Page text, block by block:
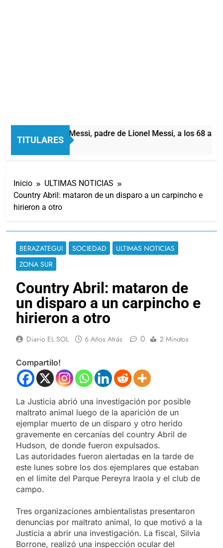
TITULARES
Murió Jorge Messi, padre de Lionel Messi, a los 68 años
3 Horas Atrás
Inicio
ULTIMAS NOTICIAS
Country Abril: mataron de un disparo a un carpincho e
hirieron a otro
BERAZATEGUI SOCIEDAD
ULTIMAS NOTICIAS
ZONA SUR
Country Abril: mataron de
un disparo a un carpincho e
hirieron a otro
Diario EL SOL 6 Años Atrás 0 2 Minutos
Compartilo!
La Justicia abrió una investigación por posible
maltrato animal luego de la aparición de un
ejemplar muerto de un disparo y otro herido
gravemente en cercanías del country Abril de
Hudson, de donde fueron expulsados.
Las autoridades fueron alertadas en la tarde de
este lunes sobre los dos ejemplares que estaban
en el límite del Parque Pereyra Iraola y el club de
campo.
Tres organizaciones ambientalistas presentaron
denuncias por maltrato animal, lo que motivó a la
Justicia a abrir una investigación. La fiscal, Silvia
Borrone, realizó una inspección ocular del